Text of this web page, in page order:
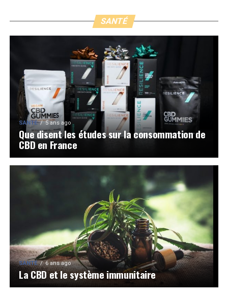
SANTÉ
SANTÉ 5 ans ago
Que disent les études sur la consommation de
CBD en France
SANTÉ 6 ans ago
La CBD et le système immunitaire